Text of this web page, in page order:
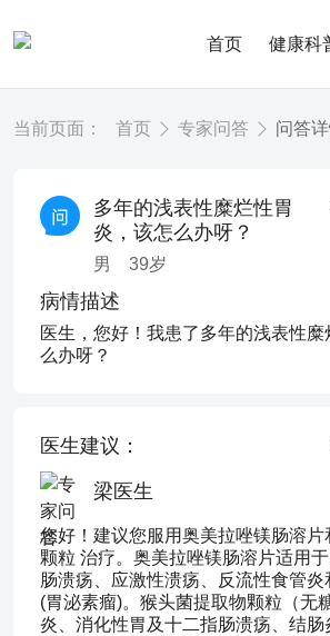
首页 健康科
当前页面： 首页 专家问答 问答
多年的浅表性糜烂性胃
炎，该怎么办呀？
男 39岁
病情描述
医生，您好！我患了多年的浅表性
么办呀？
医生建议：
梁医生
您好！建议您服用奥美拉唑镁肠溶片
颗粒 治疗。奥美拉唑镁肠溶片适用
肠溃疡、应激性溃疡、反流性食管炎
(胃泌素瘤)。猴头菌提取物颗粒（无
炎、消化性胃及十二指肠溃疡、结肠